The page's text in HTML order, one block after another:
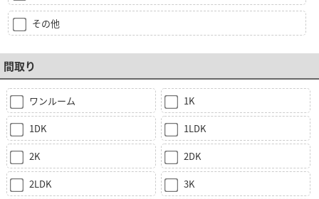
その他
間取り
ワンルーム 1K
1DK 1LDK
2K 2DK
2LDK 3K